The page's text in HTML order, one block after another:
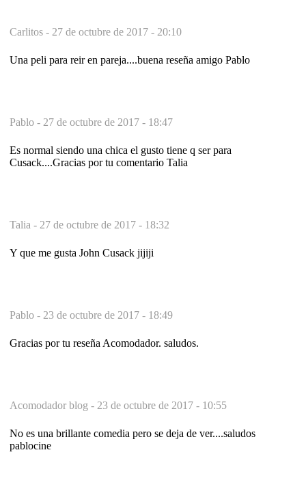
Carlitos - 27 de octubre de 2017 - 20:10
Una peli para reir en pareja....buena reseña amigo Pablo
Pablo - 27 de octubre de 2017 - 18:47
Es normal siendo una chica el gusto tiene q ser para
Cusack....Gracias por tu comentario Talia
Talia - 27 de octubre de 2017 - 18:32
Y que me gusta John Cusack jijiji
Pablo - 23 de octubre de 2017 - 18:49
Gracias por tu reseña Acomodador. saludos.
Acomodador blog - 23 de octubre de 2017 - 10:55
No es una brillante comedia pero se deja de ver....saludos
pablocine